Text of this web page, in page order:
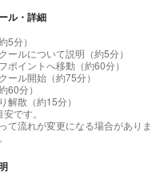
ル・詳細
5分）
ルについて説明（約5分）
イントへ移動（約60分）
ル開始（約75分）
60分）
散（約15分）
です。
て流れが変更になる場合があり